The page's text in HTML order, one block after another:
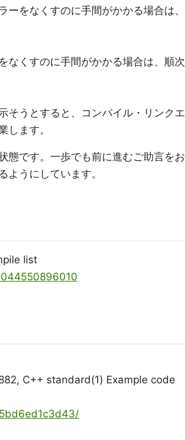
をなくすのに手間がかかる場合は、
なくすのに手間がかかる場合は、順次
そうとすると、コンパイル・リンクエ
します。
態です。一歩でも前に進むご助言をお
うにしています。
list
C++ standard(1) Example code